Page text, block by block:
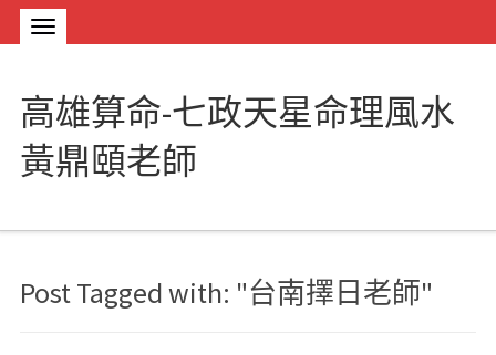
高雄算命-七政天星命理風水
黃鼎頤老師
Post Tagged with: "台南擇日老師"